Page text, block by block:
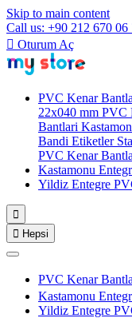
Skip to main content
Call us: +90 212 670
 Oturum Aç
PVC Kenar
22x040 mm PVC
Bantlari
Bandi Etiketler
PVC Kenar
Kastamonu
Yildiz Entegre

 Hepsi
PVC Kenar
Kastamonu
Yildiz Entegre